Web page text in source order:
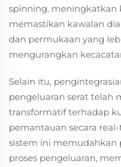
spinning, meningkatkan
memastikan kawalan
dan permukaan yang
mengurangkan
Selain itu,
pengeluaran serat telah
transformatif terhadap
pemantauan secara
sistem ini memudahkan
proses pengeluaran,